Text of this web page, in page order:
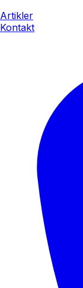
Artikler
Kontakt